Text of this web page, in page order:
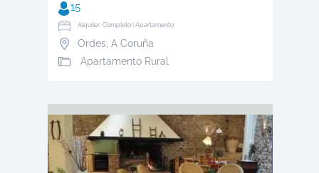
15
Alquiler: Completo | Apartamento
Ordes, A Coruña
Apartamento Rural